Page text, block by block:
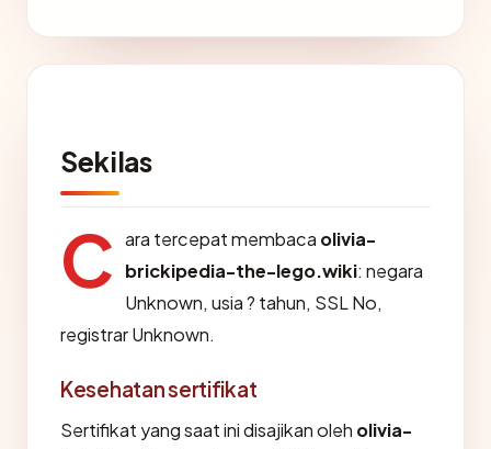
Sekilas
C ara tercepat membaca olivia-
brickipedia-the-lego.wiki: negara
Unknown, usia ? tahun, SSL No,
registrar Unknown.
Kesehatan sertifikat
Sertifikat yang saat ini disajikan oleh olivia-